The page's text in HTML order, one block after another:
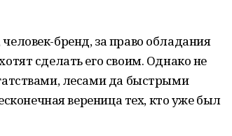
бренд, за право обладания
сделать его своим. Однако не
лесами да быстрыми
вереница тех, кто уже был